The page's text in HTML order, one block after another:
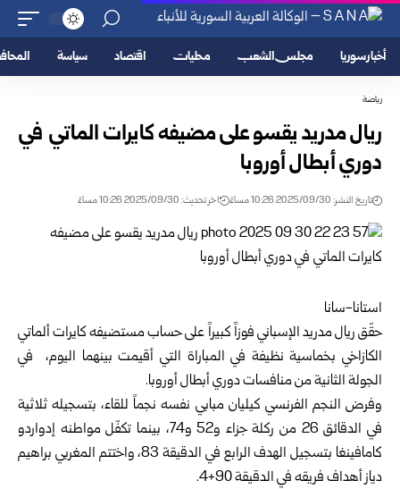
أخبار سوريا مجلس الشعب محليات اقتصاد سياسة
رياضة
ريال مدريد يقسو على مضيفه كايرات الماتي في
دوري أبطال أوروبا
تاريخ النشر: 2025/09/30 10:26 مساءً اخر تحديث: 2025/09/30 10:26 مساءً
استانا-سانا
حقّق ريال مدريد الإسباني فوزاً كبيراً على حساب مستضيفه كايرات ألماتي
الكازاخي بخماسية نظيفة في المباراة التي أقيمت بينهما اليوم، في
الجولة الثانية من منافسات دوري أبطال أوروبا.
وفرض النجم الفرنسي كيليان مبابي نفسه نجماً للقاء، بتسجيله ثلاثية
في الدقائق 26 من ركلة جزاء و52 و74، بينما تكفّل مواطنه إدواردو
كامافينغا بتسجيل الهدف الرابع في الدقيقة 83، واختتم المغربي براهيم
دياز أهداف فريقه في الدقيقة 90+4.